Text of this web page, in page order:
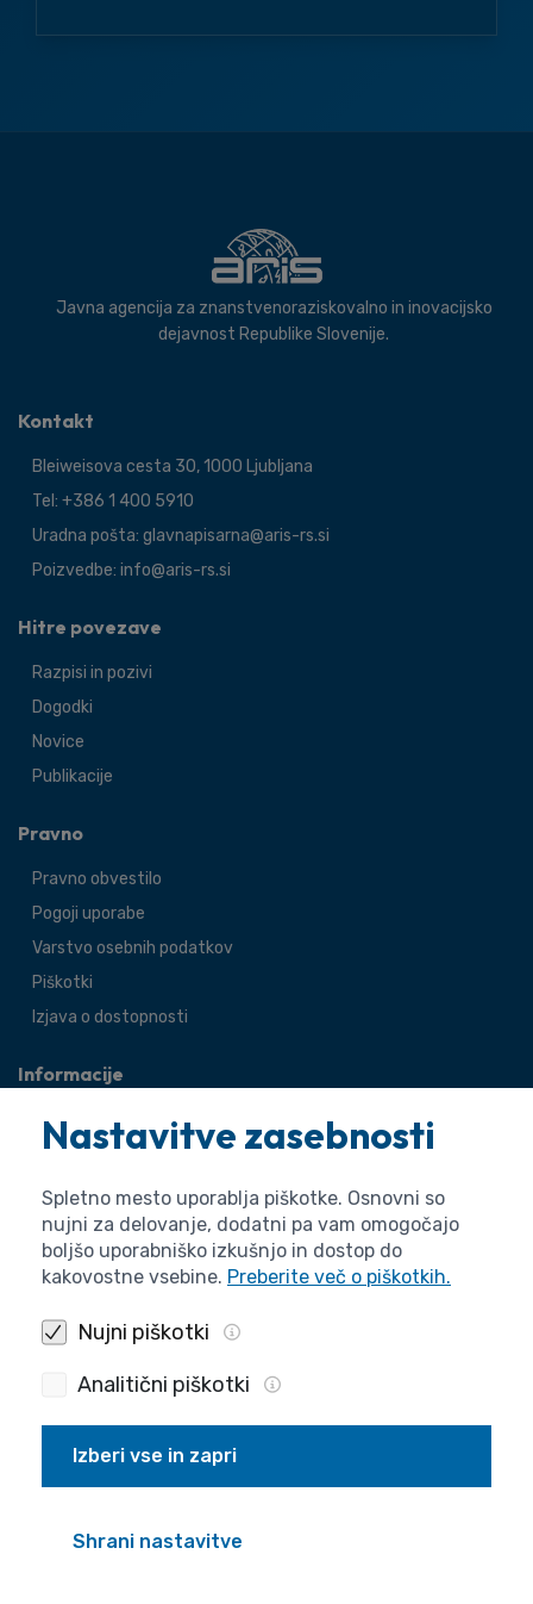
Javna agencija za znanstvenoraziskovalno in inovacijsko
dejavnost Republike Slovenije.
Kontakt
Bleiweisova cesta 30, 1000 Ljubljana
Tel: +386 1 400 5910
Uradna pošta: glavnapisarna@aris-rs.si
Poizvedbe: info@aris-rs.si
Hitre povezave
Razpisi in pozivi
Dogodki
Novice
Publikacije
Pravno
Pravno obvestilo
Pogoji uporabe
Varstvo osebnih podatkov
Piškotki
Izjava o dostopnosti
Informacije
O agenciji
Splošne zadeve
Pravne zadeve
Nastavitve zasebnosti
Spletno mesto uporablja piškotke. Osnovni so
nujni za delovanje, dodatni pa vam omogočajo
boljšo uporabniško izkušnjo in dostop do
kakovostne vsebine. Preberite več o piškotkih.
Nujni piškotki
Analitični piškotki
Izberi vse in zapri
Shrani nastavitve